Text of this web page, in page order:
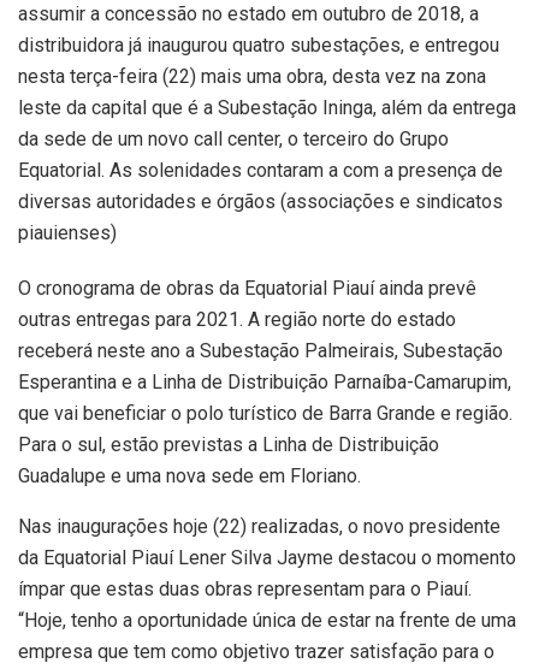
assumir a concessão no estado em outubro de 2018, a
distribuidora já inaugurou quatro subestações, e entregou
nesta terça-feira (22) mais uma obra, desta vez na zona
leste da capital que é a Subestação Ininga, além da entrega
da sede de um novo call center, o terceiro do Grupo
Equatorial. As solenidades contaram a com a presença de
diversas autoridades e órgãos (associações e sindicatos
piauienses)
O cronograma de obras da Equatorial Piauí ainda prevê
outras entregas para 2021. A região norte do estado
receberá neste ano a Subestação Palmeirais, Subestação
Esperantina e a Linha de Distribuição Parnaíba-Camarupim,
que vai beneficiar o polo turístico de Barra Grande e região.
Para o sul, estão previstas a Linha de Distribuição
Guadalupe e uma nova sede em Floriano.
Nas inaugurações hoje (22) realizadas, o novo presidente
da Equatorial Piauí Lener Silva Jayme destacou o momento
ímpar que estas duas obras representam para o Piauí.
“Hoje, tenho a oportunidade única de estar na frente de uma
empresa que tem como objetivo trazer satisfação para o